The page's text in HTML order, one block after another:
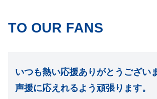
TO OUR FANS
いつも熱い応援ありがとうござい
声援に応えれるよう頑張ります。